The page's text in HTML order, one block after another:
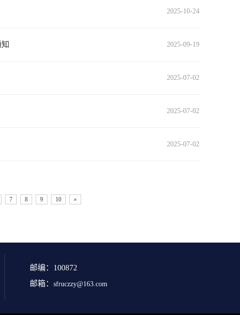
2025-10-24
2025-09-19
2025-07-02
2025-07-02
2025-07-02
7 8 9 10 »
邮编：100872
邮箱： sfruczzy@163.com